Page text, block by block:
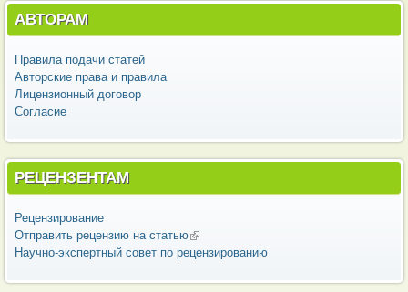
АВТОРАМ
Правила подачи статей
Авторские права и правила
Лицензионный договор
Согласие
РЕЦЕНЗЕНТАМ
Рецензирование
Отправить рецензию на статью(внешняя ссылка)
Научно-экспертный совет по рецензированию